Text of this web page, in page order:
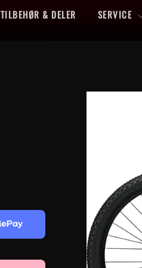
FERDIGMONTERT
TILBEHØR & DELER SERVICE